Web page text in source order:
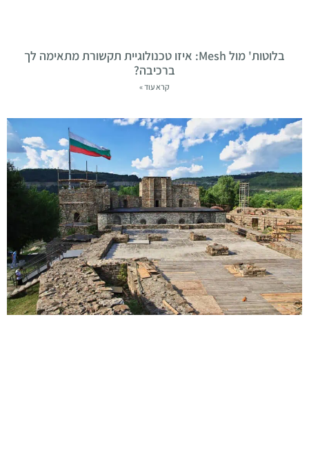
בלוטות' מול Mesh: איזו טכנולוגיית תקשורת מתאימה לך
ברכיבה?
קרא עוד »